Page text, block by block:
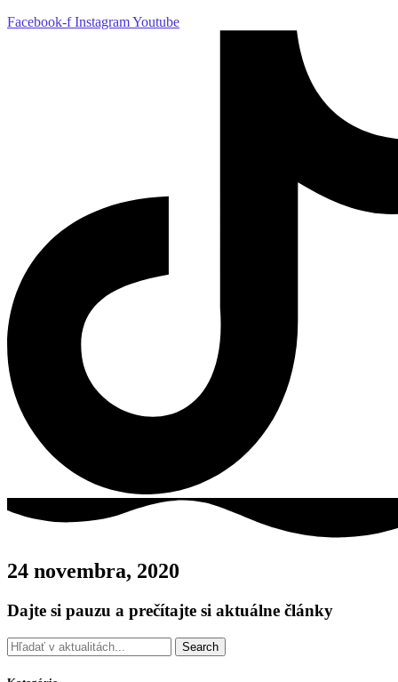
Facebook-f InstagramYoutube
24 novembra, 2020
Dajte si pauzu a prečítajte si aktuálne články
Search